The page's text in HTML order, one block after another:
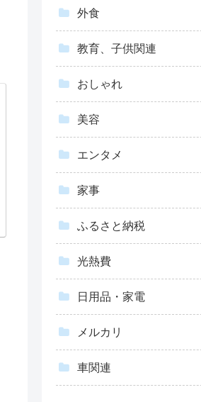
外食
教育、子供関連
おしゃれ
美容
エンタメ
家事
ふるさと納税
光熱費
日用品・家電
メルカリ
車関連